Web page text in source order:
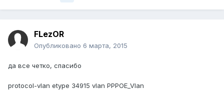
FLezOR
Опубликовано 6 марта, 2015
да все четко, спасибо
protocol-vlan etype 34915 vlan PPPOE_Vlan